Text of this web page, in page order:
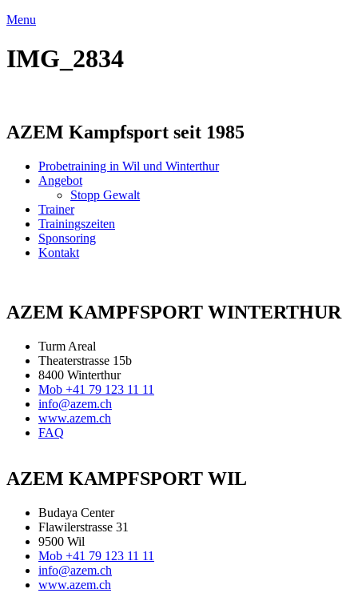
Menu
IMG_2834
AZEM Kampfsport seit 1985
Probetraining in Wil und Winterthur
Angebot
Stopp Gewalt
Trainer
Trainingszeiten
Sponsoring
Kontakt
AZEM KAMPFSPORT WINTERTHUR
Turm Areal
Theaterstrasse 15b
8400 Winterthur
Mob +41 79 123 11 11
info@azem.ch
www.azem.ch
FAQ
AZEM KAMPFSPORT WIL
Budaya Center
Flawilerstrasse 31
9500 Wil
Mob +41 79 123 11 11
info@azem.ch
www.azem.ch